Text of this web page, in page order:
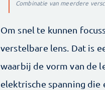
Combinatie van meerdere
Om snel te kunnen
verstelbare lens. Dat is
waarbij de vorm van de
elektrische spanning die